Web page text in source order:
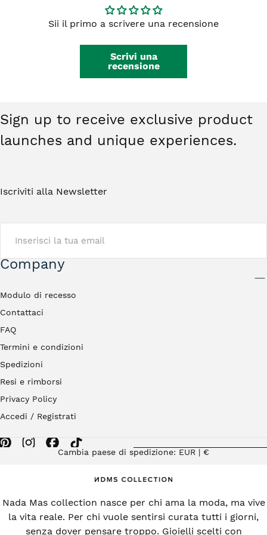
confezione originale. Gli orecchini non
rientrano nel diritto di recesso. Ti basterà
Sii il primo a scrivere una recensione
Scrivi una
recensione
Sign up to receive exclusive product
launches and unique experiences.
Iscriviti alla Newsletter
EMAIL
Company
Modulo di recesso
Contattaci
FAQ
Termini e condizioni
Spedizioni
Resi e rimborsi
Privacy Policy
Accedi / Registrati
Cambia paese di spedizione: EUR | €
Nada Mas collection nasce per chi ama la moda, ma vive
la vita reale. Per chi vuole sentirsi curata tutti i giorni,
senza dover pensare troppo. Gioielli scelti con